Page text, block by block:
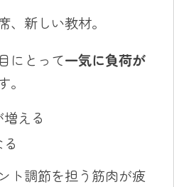
、新しい教材。
にとって一気に負荷が
。
える
ト調節を担う筋肉が疲